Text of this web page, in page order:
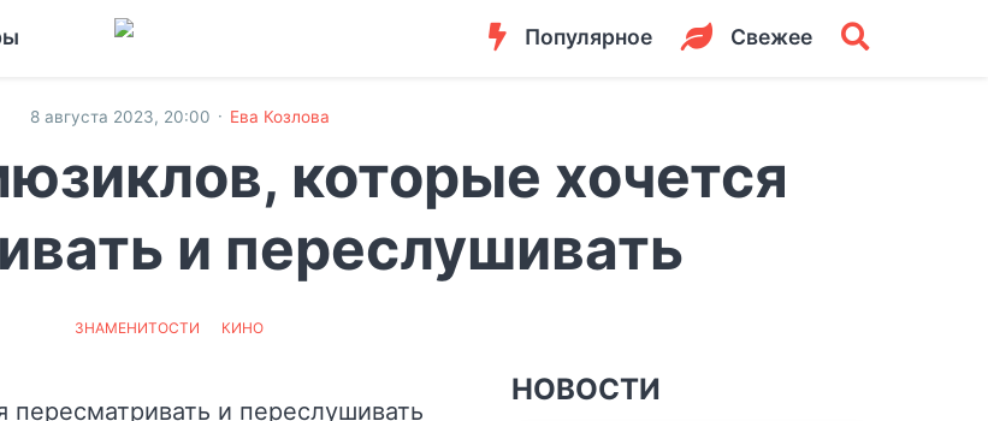
Популярное Свежее
8 августа 2023, 20:00 · Ева Козлова
которые хочется
и переслушивать
ЗНАМЕНИТОСТИ КИНО
НОВОСТИ